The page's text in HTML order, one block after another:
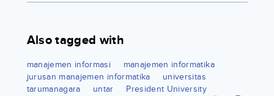
Also tagged with
manajemen informasi
manajemen informatika
jurusan manajemen informatika
universitas
tarumanagara
untar President University